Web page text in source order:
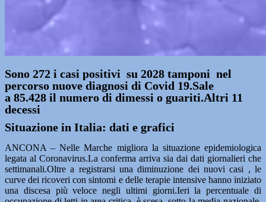
Sono 272 i casi positivi su 2028 tamponi nel
percorso nuove diagnosi di Covid 19.Sale
a 85.428 il numero di dimessi o guariti.Altri 11
decessi
Situazione in Italia: dati e grafici
ANCONA – Nelle Marche migliora la situazione epidemiologica
legata al Coronavirus.La conferma arriva sia dai dati giornalieri che
settimanali.Oltre a registrarsi una diminuzione dei nuovi casi , le
curve dei ricoveri con sintomi e delle terapie intensive hanno iniziato
una discesa più veloce negli ultimi giorni.Ieri la percentuale di